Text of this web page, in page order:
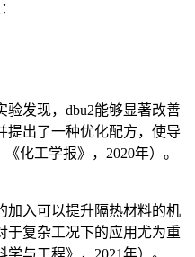
验发现，dbu2能够显著改善
提出了一种优化配方，使导
化工学报》，2020年）。
加入可以提升隔热材料的机
于复杂工况下的应用尤为重
与工程》，2021年）。